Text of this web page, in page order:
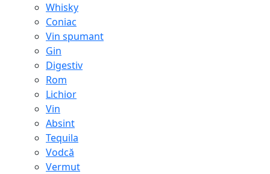
Whisky
Coniac
Vin spumant
Gin
Digestiv
Rom
Lichior
Vin
Absint
Tequila
Vodcă
Vermut